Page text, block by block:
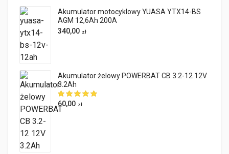
Akumulator motocyklowy YUASA YTX14-BS
AGM 12,6Ah 200A
340,00 zł
Akumulator żelowy POWERBAT CB 3.2-12 12V
3.2Ah
60,00 zł